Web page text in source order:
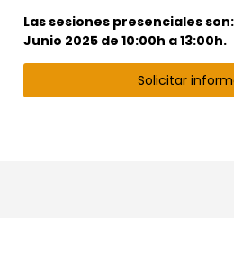
Las sesiones presenciales son:
Junio 2025 de 10:00h a 13:00h.
Solicitar